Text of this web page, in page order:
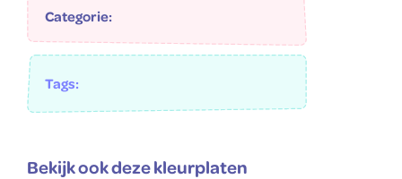
Categorie:
Tags:
Bekijk ook deze kleurplaten